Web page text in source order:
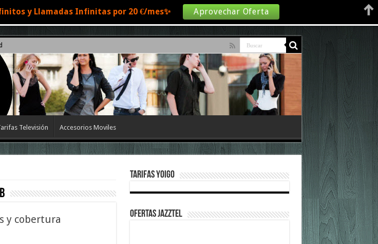
Televisión Accesorios Moviles
y cobertura
Tarifas Yoigo
Ofertas Jazztel
y Llamadas Infinitas por 20 €/mes✨ Aprovechar Oferta